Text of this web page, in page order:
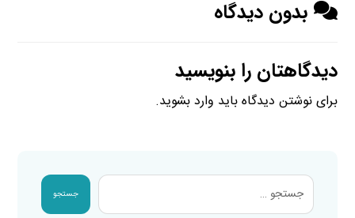
بدون دیدگاه
دیدگاهتان را بنویسید
برای نوشتن دیدگاه باید وارد بشوید.
جستجو